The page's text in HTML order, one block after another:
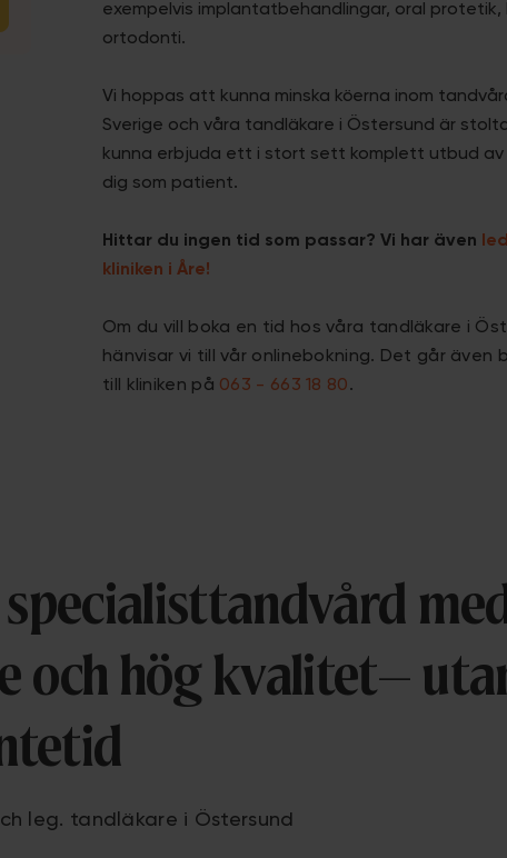
exempelvis implantatbehandlingar, oral protetik,
ortodonti.
Vi hoppas att kunna minska köerna inom
Sverige och våra tandläkare i Östersund är
kunna erbjuda ett i stort sett komplett utbud av
dig som patient.
Hittar du ingen tid som passar? Vi har även
kliniken i Åre!
Om du vill boka en tid hos våra tandläkare i
hänvisar vi till vår onlinebokning. Det går även
till kliniken på 063 - 663 18 80.
och hög kvalitet–
leg. tandläkare i Östersund